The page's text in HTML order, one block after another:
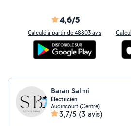
4,6/5
Calculé à partir de 48803 avis
Baran Salmi
Électricien
Audincourt (Centre)
3,7/5 (3 avis)